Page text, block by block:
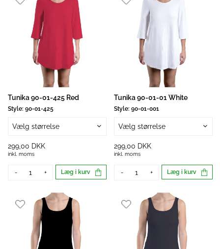
Tunika 90-01-425 Red
Style: 90-01-425
Vælg størrelse
299,00 DKK
inkl. moms
- + Læg i kurv
Tunika 90-01-01 White
Style: 90-01-001
Vælg størrelse
299,00 DKK
inkl. moms
- + Læg i kurv